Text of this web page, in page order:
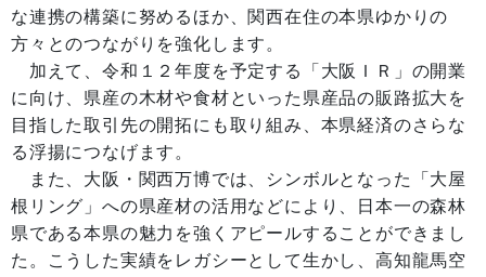
な連携の構築に努めるほか、関西在住の本県ゆかりの
方々とのつながりを強化します。
加えて、令和１２年度を予定する「大阪ＩＲ」の開業
に向け、県産の木材や食材といった県産品の販路拡大を
目指した取引先の開拓にも取り組み、本県経済のさらな
る浮揚につなげます。
また、大阪・関西万博では、シンボルとなった「大屋
根リング」への県産材の活用などにより、日本一の森林
県である本県の魅力を強くアピールすることができまし
た。こうした実績をレガシーとして生かし、高知龍馬空